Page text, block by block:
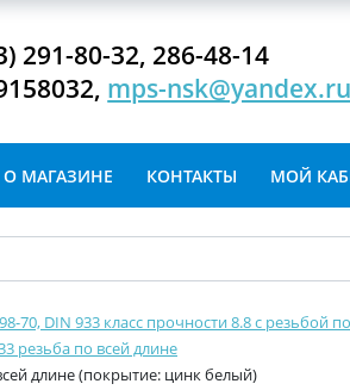
291-80-32, 286-48-14
mps-nsk@yandex.ru
О МАГАЗИНЕ КОНТАКТЫ МОЙ
70, DIN 933 класс прочности 8.8 с резьбой
резьба по всей длине
длине (покрытие: цинк белый)